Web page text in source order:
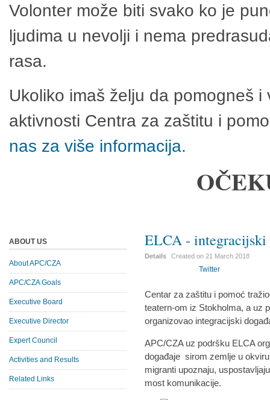
Volonter može biti svako ko je
ljudima u nevolji i nema
rasa.
Ukoliko imaš želju da pomogneš
aktivnosti Centra za zaštitu i
nas za više informacija.
ELCA - integracijski
Details Created on21 March 2018
Twitter
Centar za zaštitu i pomoć
teatern-om iz Stokholma, a uz
organizovao integracijski
APC/CZA uz podršku ELCA
događaje sirom zemlje u
migranti upoznaju,
most komunikacije.
ABOUT US
About APC/CZA
APC/CZA Goals
Executive Board
Executive Director
Expert Council
Activities and Results
Related Links